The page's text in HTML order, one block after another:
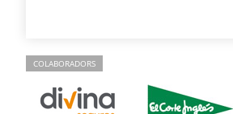
COLABORADORS